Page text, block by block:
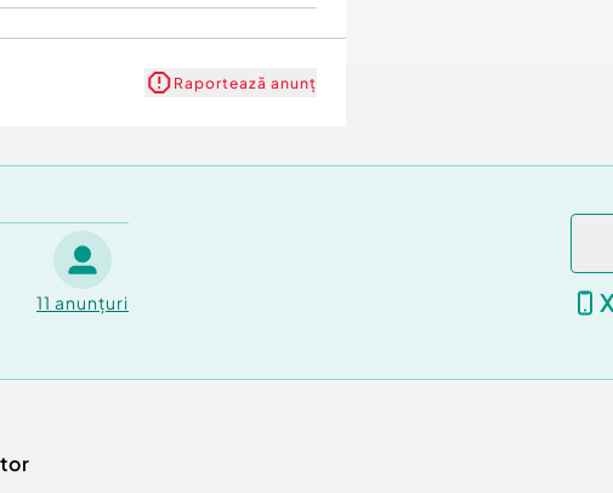
Raportează anunț
11 anunțuri